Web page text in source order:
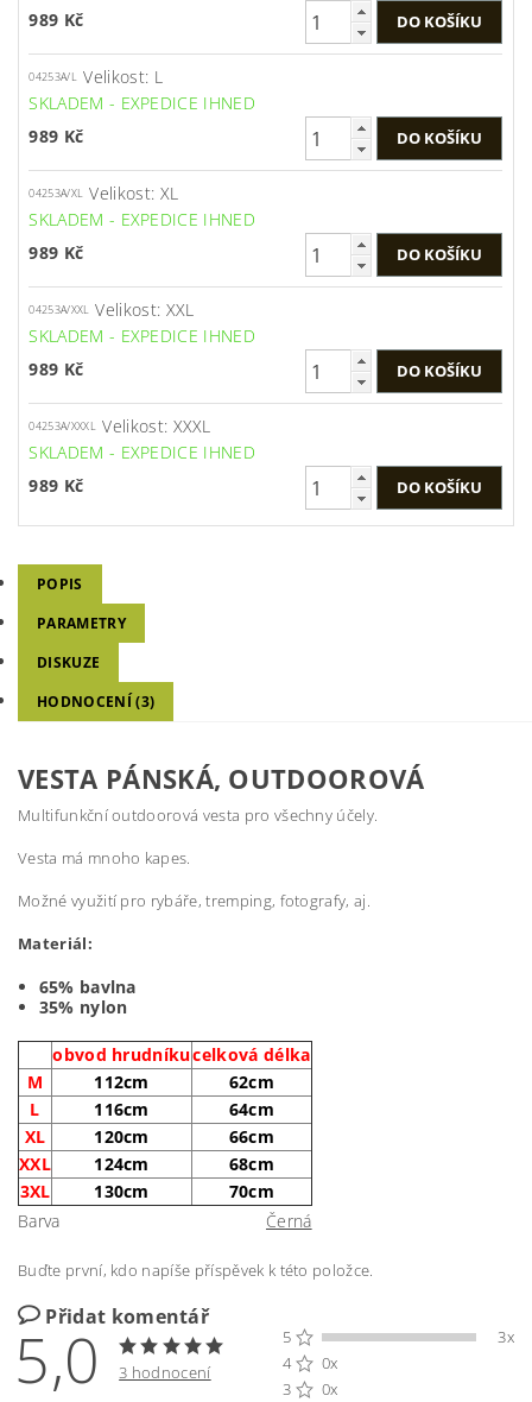
989 Kč
04253A/L Velikost: L
SKLADEM - EXPEDICE IHNED
989 Kč
04253A/XL Velikost: XL
SKLADEM - EXPEDICE IHNED
989 Kč
04253A/XXL Velikost: XXL
SKLADEM - EXPEDICE IHNED
989 Kč
04253A/XXXL Velikost: XXXL
SKLADEM - EXPEDICE IHNED
989 Kč
POPIS
PARAMETRY
DISKUZE
HODNOCENÍ (3)
VESTA PÁNSKÁ, OUTDOOROVÁ
Multifunkční outdoorová vesta pro všechny účely.
Vesta má mnoho kapes.
Možné využití pro rybáře, tremping, fotografy, aj.
Materiál:
65% bavlna
35% nylon
obvod hrudníkucelková délka
M
112cm
62cm
L
116cm
64cm
XL
120cm
66cm
XXL
124cm
68cm
3XL
130cm
70cm
Barva
Černá
Buďte první, kdo napíše příspěvek k této položce.
Přidat komentář
5,0 3 hodnocení
5
3x
4
0x
3
0x